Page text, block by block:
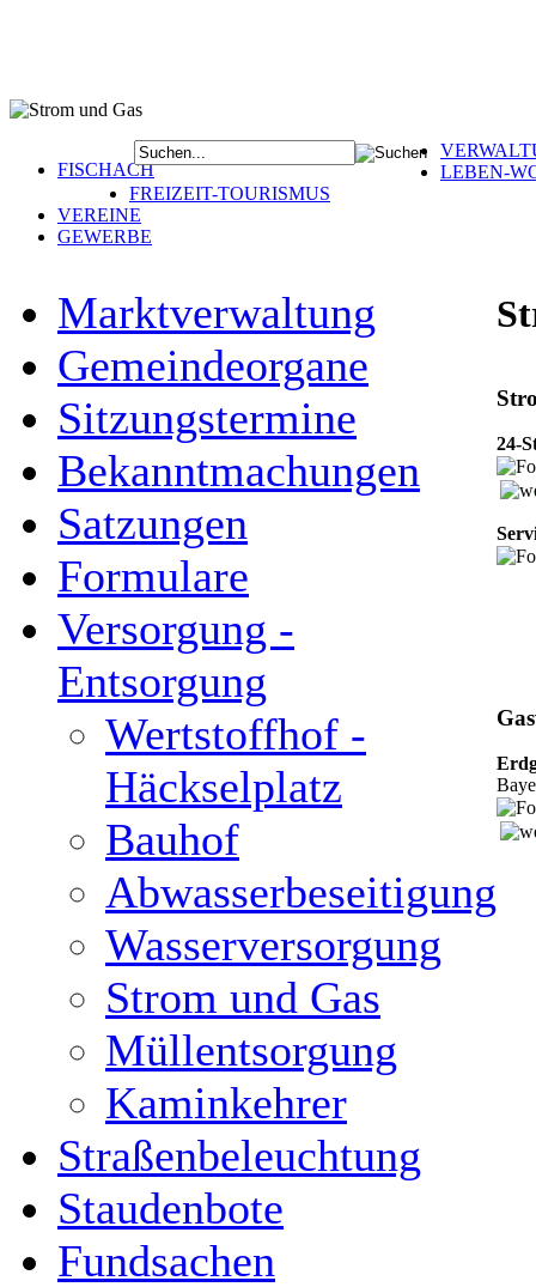
FISCHACH
LEBEN-
FREIZEIT-TOURISMUS
VEREINE
GEWERBE
Marktverwaltung
Gemeindeorgane
Sitzungstermine
Bekanntmachungen
Satzungen
Formulare
Versorgung -
Entsorgung
Wertstoffhof -
Häckselplatz
Bauhof
Abwasserbeseitigung
Wasserversorgung
Strom und Gas
Müllentsorgung
Kaminkehrer
Straßenbeleuchtung
Staudenbote
Fundsachen
24-